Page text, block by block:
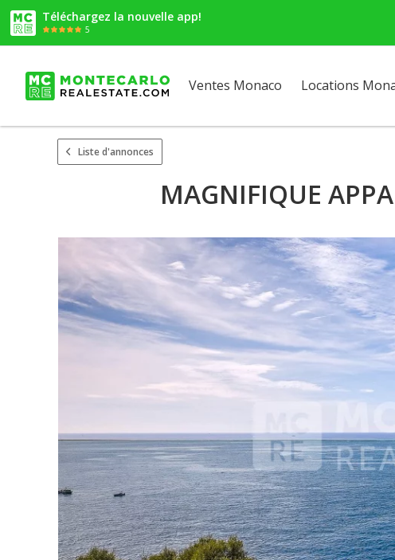
Téléchargez la nouvelle app!
5
Ventes Monaco Locations
Liste d'annonces
MAGNIFIQUE